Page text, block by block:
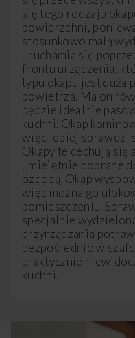
się tego rodzaju
powierzchni,
stosunkowo małą
uruchamia się
frontu urządzenia,
typu okapu jest duża
powietrza. Ma on
będzie idealnie
kuchni. Okap
więc lepiej sprawdzi
Okapy te cechują się
umiejętnie dobrane
ozdobą. Okap
więc można go
pomieszczeniu.
specjalnie
przyrządzania
bezpośrednio w
praktycznie
kuchni.